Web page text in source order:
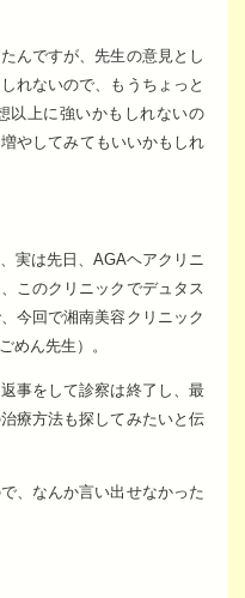
んですが、先生の意見とし
れないので、もうちょっと
以上に強いかもしれないの
やしてみてもいいかもしれ
実は先日、AGAヘアクリニ
このクリニックでデュタス
今回で湘南美容クリニック
めん先生）。
事をして診察は終了し、最
療方法も探してみたいと伝
、なんか言い出せなかった